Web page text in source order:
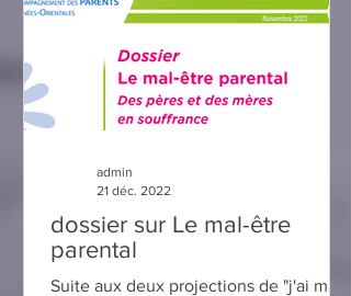
dossier sur Le mal-être
parental
Suite aux deux projections de "j'ai mal à
admin
21 déc. 2022